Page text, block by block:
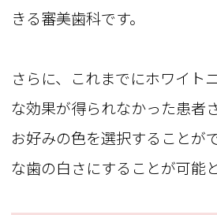
きる審美歯科です。
さらに、これまでにホワイト
な効果が得られなかった患者
お好みの色を選択することが
な歯の白さにすることが可能